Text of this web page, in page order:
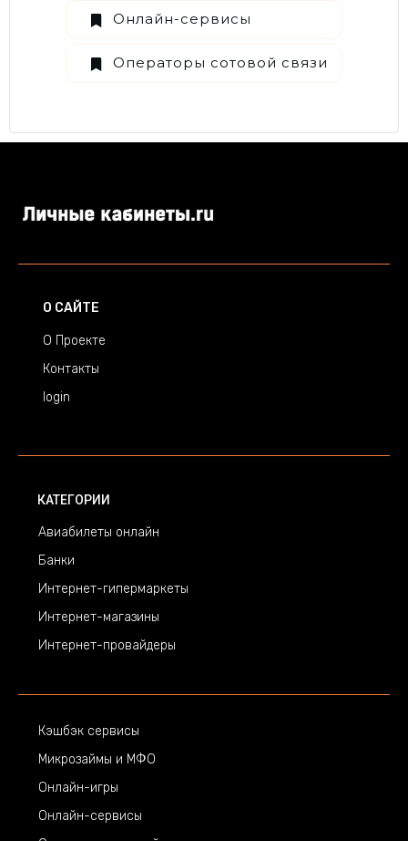
Онлайн-сервисы
Операторы сотовой связи
О САЙТЕ
О Проекте
Контакты
login
КАТЕГОРИИ
Авиабилеты онлайн
Банки
Интернет-гипермаркеты
Интернет-магазины
Интернет-провайдеры
Кэшбэк сервисы
Микрозаймы и МФО
Онлайн-игры
Онлайн-сервисы